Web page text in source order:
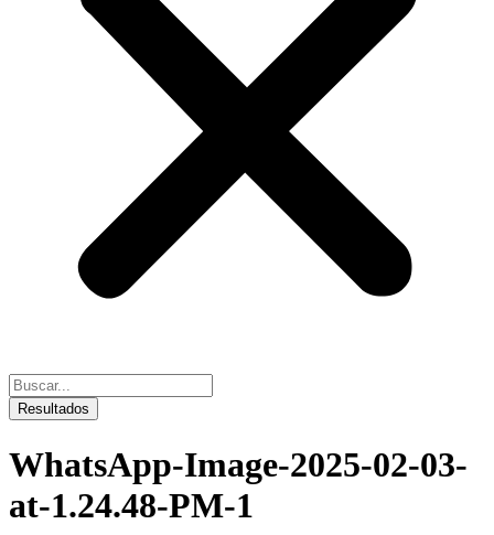
Search
...Resultados
WhatsApp-Image-2025-02-03-
at-1.24.48-PM-1